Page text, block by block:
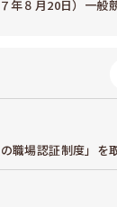
年８月20日）一般
職場認証制度」を